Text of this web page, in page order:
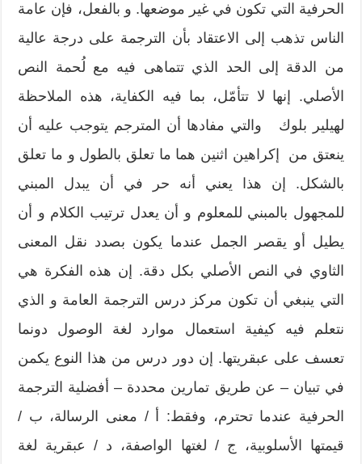
الحرفية التي تكون في غير موضعها. و بالفعل، فإن عامة
الناس تذهب إلى الاعتقاد بأن الترجمة على درجة عالية
من الدقة إلى الحد الذي تتماهى فيه مع لُحمة النص
الأصلي. إنها لا تتأمّل، بما فيه الكفاية، هذه الملاحظة
لهيلير بلوك والتي مفادها أن المترجم يتوجب عليه أن
ينعتق من إكراهين اثنين هما ما تعلق بالطول و ما تعلق
بالشكل. إن هذا يعني أنه حر في أن يبدل المبني
للمجهول بالمبني للمعلوم و أن يعدل ترتيب الكلام و أن
يطيل أو يقصر الجمل عندما يكون بصدد نقل المعنى
الثاوي في النص الأصلي بكل دقة. إن هذه الفكرة هي
التي ينبغي أن تكون مركز درس الترجمة العامة و الذي
نتعلم فيه كيفية استعمال موارد لغة الوصول دونما
تعسف على عبقريتها. إن دور درس من هذا النوع يكمن
في تبيان – عن طريق تمارين محددة – أفضلية الترجمة
الحرفية عندما تحترم، وفقط: أ / معنى الرسالة، ب /
قيمتها الأسلوبية، ج / لغتها الواصفة، د / عبقرية لغة